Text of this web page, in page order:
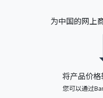
为中国的网上
将产品价
您可以通过